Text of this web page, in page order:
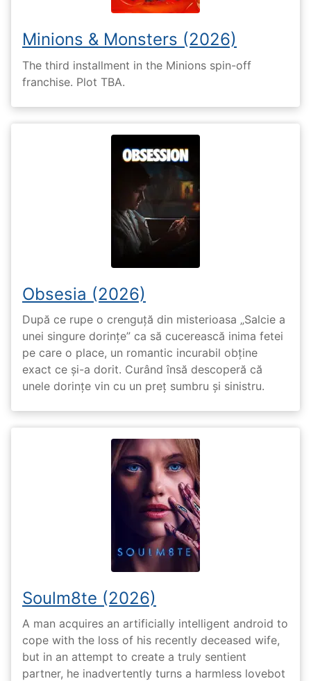
Minions & Monsters (2026)
The third installment in the Minions spin-off
franchise. Plot TBA.
Obsesia (2026)
După ce rupe o crenguță din misterioasa „Salcie a
unei singure dorințe” ca să cucerească inima fetei
pe care o place, un romantic incurabil obține
exact ce și-a dorit. Curând însă descoperă că
unele dorințe vin cu un preț sumbru și sinistru.
Soulm8te (2026)
A man acquires an artificially intelligent android to
cope with the loss of his recently deceased wife,
but in an attempt to create a truly sentient
partner, he inadvertently turns a harmless lovebot